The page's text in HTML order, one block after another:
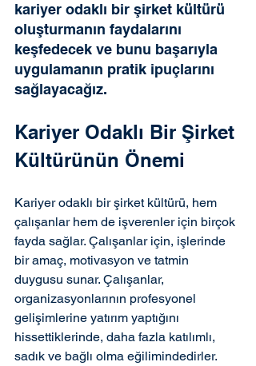
kariyer odaklı bir şirket kültürü
oluşturmanın faydalarını
keşfedecek ve bunu başarıyla
uygulamanın pratik ipuçlarını
sağlayacağız.
Kariyer Odaklı Bir Şirket
Kültürünün Önemi
Kariyer odaklı bir şirket kültürü, hem
çalışanlar hem de işverenler için birçok
fayda sağlar. Çalışanlar için, işlerinde
bir amaç, motivasyon ve tatmin
duygusu sunar. Çalışanlar,
organizasyonlarının profesyonel
gelişimlerine yatırım yaptığını
hissettiklerinde, daha fazla katılımlı,
sadık ve bağlı olma eğilimindedirler.